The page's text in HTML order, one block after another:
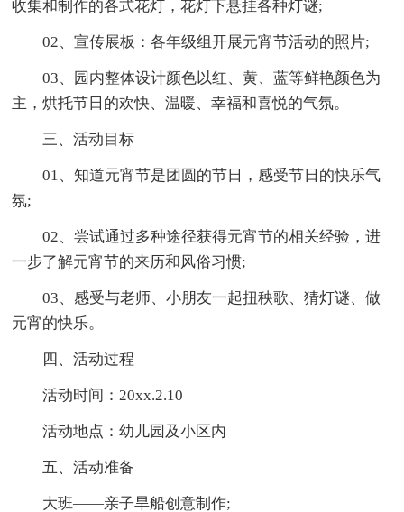
收集和制作的各式花灯，花灯下悬挂各种灯谜;
02、宣传展板：各年级组开展元宵节活动的照片;
03、园内整体设计颜色以红、黄、蓝等鲜艳颜色为
主，烘托节日的欢快、温暖、幸福和喜悦的气氛。
三、活动目标
01、知道元宵节是团圆的节日，感受节日的快乐气
氛;
02、尝试通过多种途径获得元宵节的相关经验，进
一步了解元宵节的来历和风俗习惯;
03、感受与老师、小朋友一起扭秧歌、猜灯谜、做
元宵的快乐。
四、活动过程
活动时间：20xx.2.10
活动地点：幼儿园及小区内
五、活动准备
大班——亲子旱船创意制作;